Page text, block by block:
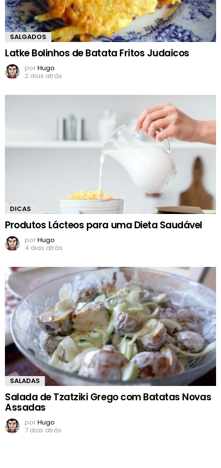
SALGADOS
Latke Bolinhos de Batata Fritos Judaicos
porHugo
2 dias atrás
DICAS
Produtos Lácteos para uma Dieta Saudável
porHugo
4 dias atrás
SALADAS
Salada de Tzatziki Grego com Batatas Novas
Assadas
porHugo
7 dias atrás